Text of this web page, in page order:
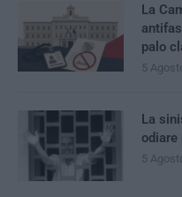
La
palo
5
La
odiare
5